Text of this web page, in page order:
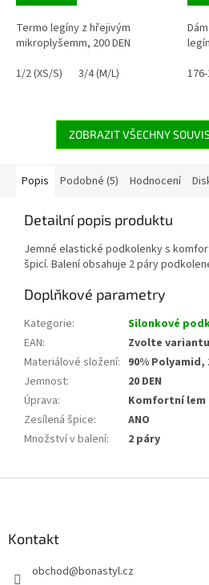
Termo legíny z hřejivým
mikroplyšemm, 200 DEN
1/2 (XS/S)
3/4 (M/L)
ZOBRAZIT VŠECHNY
Popis Podobné (5) Hodnocení
Detailní popis produktu
Jemné elastické podkolenky s
špicí. Balení obsahuje 2 páry
Doplňkové parametry
Kategorie:
Silonkové
EAN:
Zvolte variantu
Materiálové složení: 90% Polyamid,
Jemnost:
20 DEN
Úprava:
Komfortní lem
Zesílená špice:
ANO
Množství v balení: 2 páry
Kontakt
obchod@bonastyl.cz